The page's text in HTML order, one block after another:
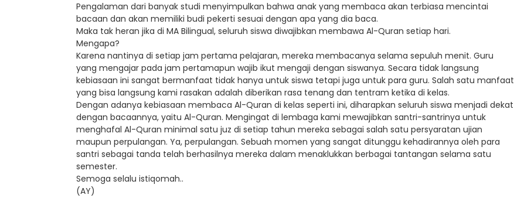
Pengalaman dari banyak studi menyimpulkan bahwa anak yang membaca akan terbiasa mencintai
bacaan dan akan memiliki budi pekerti sesuai dengan apa yang dia baca.
Maka tak heran jika di MA Bilingual, seluruh siswa diwajibkan membawa Al-Quran setiap hari.
Mengapa?
Karena nantinya di setiap jam pertama pelajaran, mereka membacanya selama sepuluh menit. Guru
yang mengajar pada jam pertamapun wajib ikut mengaji dengan siswanya. Secara tidak langsung
kebiasaan ini sangat bermanfaat tidak hanya untuk siswa tetapi juga untuk para guru. Salah satu manfaat
yang bisa langsung kami rasakan adalah diberikan rasa tenang dan tentram ketika di kelas.
Dengan adanya kebiasaan membaca Al-Quran di kelas seperti ini, diharapkan seluruh siswa menjadi dekat
dengan bacaannya, yaitu Al-Quran. Mengingat di lembaga kami mewajibkan santri-santrinya untuk
menghafal Al-Quran minimal satu juz di setiap tahun mereka sebagai salah satu persyaratan ujian
maupun perpulangan. Ya, perpulangan. Sebuah momen yang sangat ditunggu kehadirannya oleh para
santri sebagai tanda telah berhasilnya mereka dalam menaklukkan berbagai tantangan selama satu
semester.
Semoga selalu istiqomah..
(AY)